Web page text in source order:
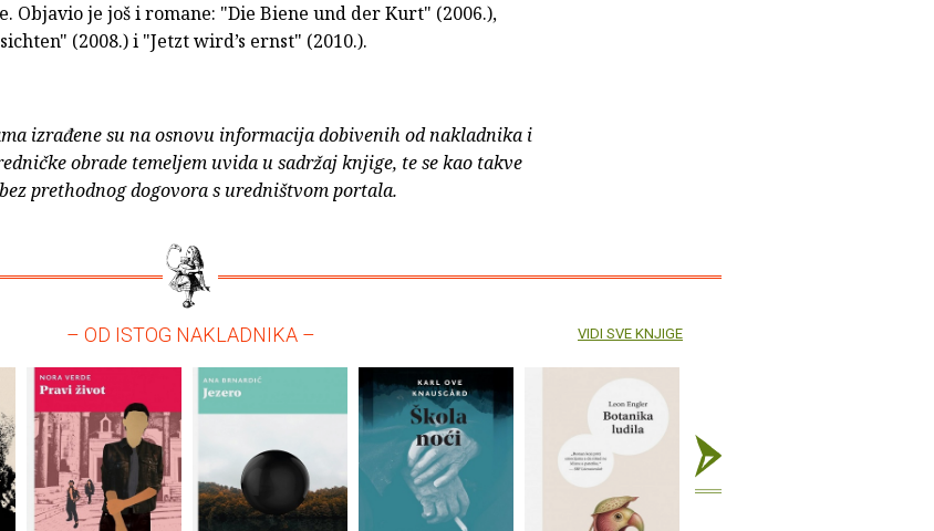
Objavio je još i romane: "Die Biene und der Kurt" (2006.),
(2008.) i "Jetzt wird’s ernst" (2010.).
izrađene su na osnovu informacija dobivenih od nakladnika i
obrade temeljem uvida u sadržaj knjige, te se kao takve
prethodnog dogovora s uredništvom portala.
– OD ISTOG NAKLADNIKA – VIDI SVE KNJIGE